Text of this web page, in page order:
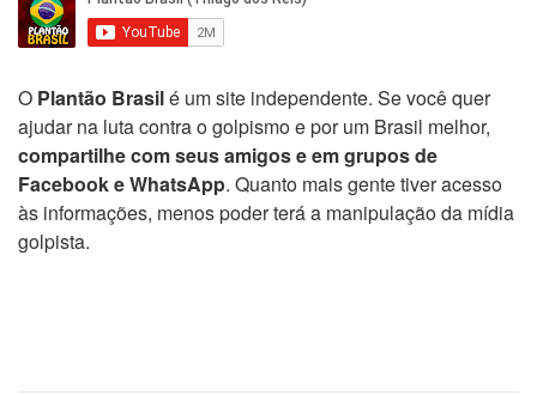
O Plantão Brasilé um site independente. Se você quer
ajudar na luta contra o golpismo e por um Brasil melhor,
compartilhe com seus amigos e em grupos de
Facebook e WhatsApp. Quanto mais gente tiver acesso
às informações, menos poder terá a manipulação da mídia
golpista.